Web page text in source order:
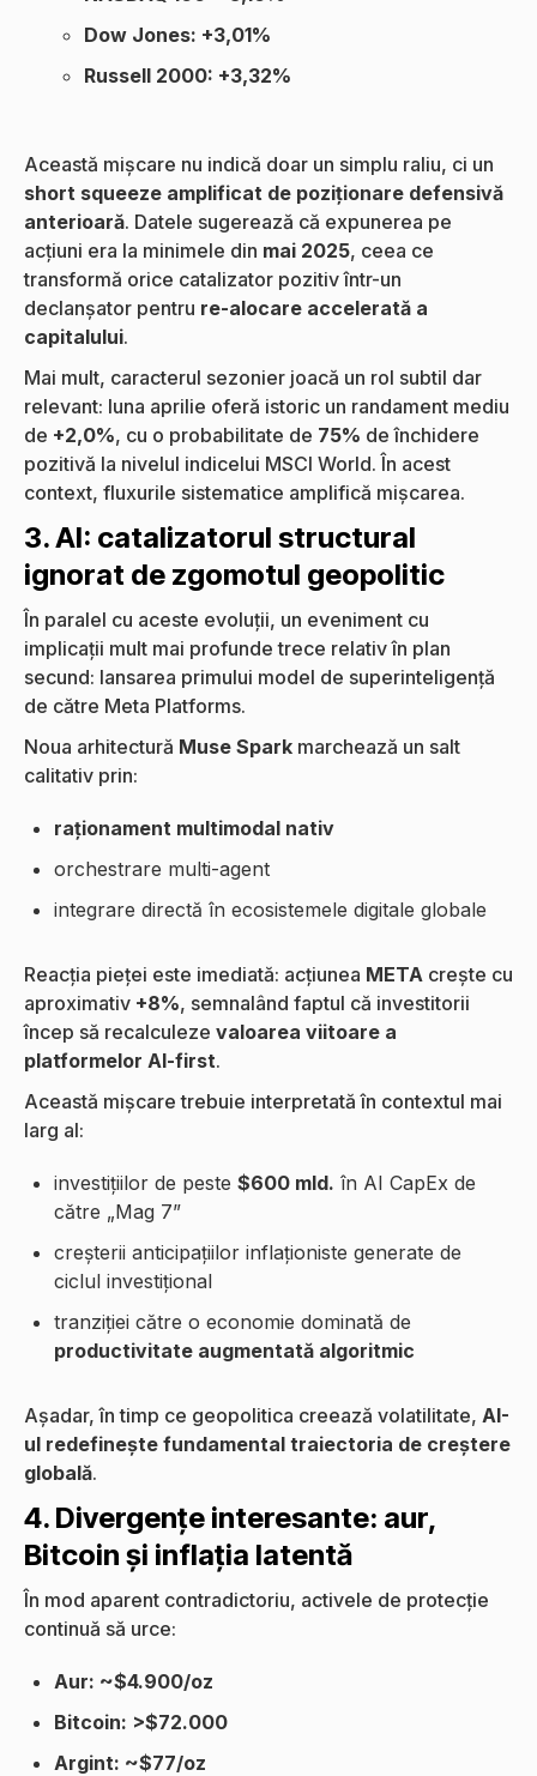
Dow Jones: +3,01%
Russell 2000: +3,32%
Această mișcare nu indică doar un simplu raliu, ci un
short squeeze amplificat de poziționare defensivă
anterioară. Datele sugerează că expunerea pe
acțiuni era la minimele din mai 2025, ceea ce
transformă orice catalizator pozitiv într-un
declanșator pentru re-alocare accelerată a
capitalului.
Mai mult, caracterul sezonier joacă un rol subtil dar
relevant: luna aprilie oferă istoric un randament mediu
de +2,0%, cu o probabilitate de 75% de închidere
pozitivă la nivelul indicelui MSCI World. În acest
context, fluxurile sistematice amplifică mișcarea.
3. AI: catalizatorul structural
ignorat de zgomotul geopolitic
În paralel cu aceste evoluții, un eveniment cu
implicații mult mai profunde trece relativ în plan
secund: lansarea primului model de superinteligență
de către Meta Platforms.
Noua arhitectură Muse Spark marchează un salt
calitativ prin:
raționament multimodal nativ
orchestrare multi-agent
integrare directă în ecosistemele digitale globale
Reacția pieței este imediată: acțiunea META crește cu
aproximativ +8%, semnalând faptul că investitorii
încep să recalculeze valoarea viitoare a
platformelor AI-first.
Această mișcare trebuie interpretată în contextul mai
larg al:
investițiilor de peste $600 mld. în AI CapEx de
către „Mag 7”
creșterii anticipațiilor inflaționiste generate de
ciclul investițional
tranziției către o economie dominată de
productivitate augmentată algoritmic
Așadar, în timp ce geopolitica creează volatilitate, AI-
ul redefinește fundamental traiectoria de creștere
globală.
4. Divergențe interesante: aur,
Bitcoin și inflația latentă
În mod aparent contradictoriu, activele de protecție
continuă să urce:
Aur: ~$4.900/oz
Bitcoin: >$72.000
Argint: ~$77/oz